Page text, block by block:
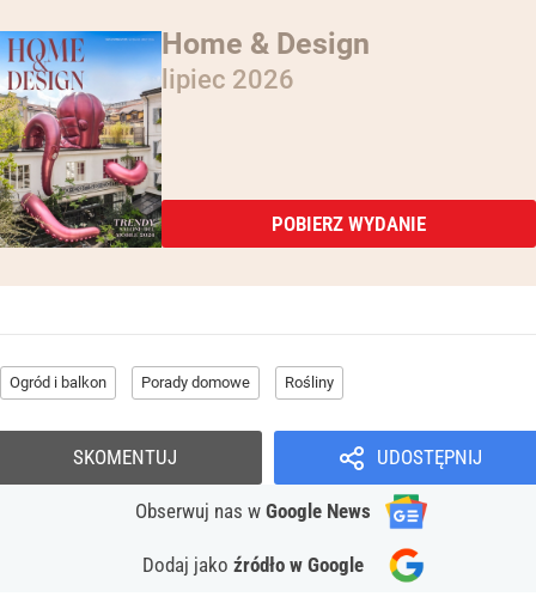
Home & Design
lipiec 2026
POBIERZ WYDANIE
Ogród i balkon Porady domowe Rośliny
UDOSTĘPNIJ
Obserwuj nas w Google News
Dodaj jako źródło w Google
SKOMENTUJ